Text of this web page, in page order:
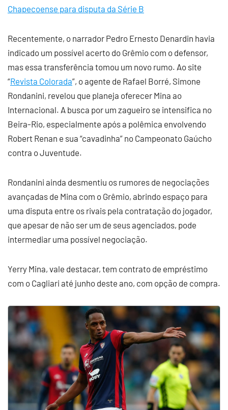
Chapecoense para disputa da Série B
Recentemente, o narrador Pedro Ernesto Denardin havia
indicado um possível acerto do Grêmio com o defensor,
mas essa transferência tomou um novo rumo. Ao site
“Revista Colorada”, o agente de Rafael Borré, Simone
Rondanini, revelou que planeja oferecer Mina ao
Internacional. A busca por um zagueiro se intensifica no
Beira-Rio, especialmente após a polêmica envolvendo
Robert Renan e sua “cavadinha” no Campeonato Gaúcho
contra o Juventude.
Rondanini ainda desmentiu os rumores de negociações
avançadas de Mina com o Grêmio, abrindo espaço para
uma disputa entre os rivais pela contratação do jogador,
que apesar de não ser um de seus agenciados, pode
intermediar uma possível negociação.
Yerry Mina, vale destacar, tem contrato de empréstimo
com o Cagliari até junho deste ano, com opção de compra.